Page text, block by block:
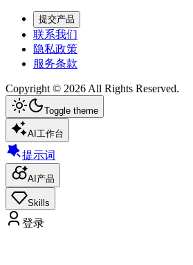
提交产品
联系我们
隐私政策
服务条款
Copyright © 2026All Rights Reserved.
Toggle theme
AI工作台
提示词
AI产品
Skills
登录